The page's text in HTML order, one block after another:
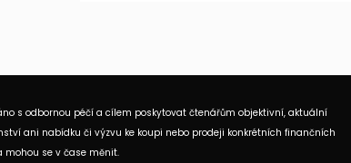
s odbornou péčí a cílem poskytovat čtenářům objektivní, aktuální
ani nabídku či výzvu ke koupi nebo prodeji konkrétních finančních
mohou se v čase měnit.